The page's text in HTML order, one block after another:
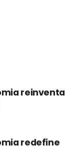
reinventa
redefine